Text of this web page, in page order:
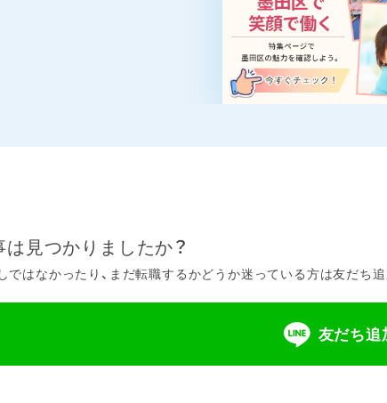
見つかりましたか？
ではなかったり、まだ転職するかどうか迷っている方は友だち
友だち追